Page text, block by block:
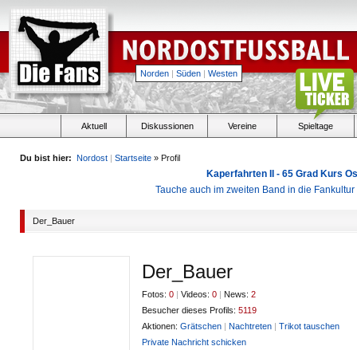
Norden | Süden | Westen
Aktuell Diskussionen Vereine Spieltage
Du bist hier: Nordost | Startseite » Profil
Kaperfahrten II - 65 Grad Kurs
Tauche auch im zweiten Band in die
Der_Bauer
Der_Bauer
Fotos: 0 | Videos: 0 | News: 2
Besucher dieses Profils: 5119
Aktionen: Grätschen | Nachtreten | Trikot tauschen
Private Nachricht schicken